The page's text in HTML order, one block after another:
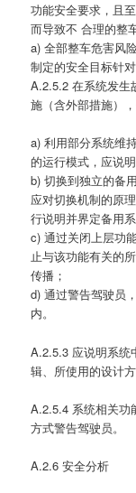
功能安全要求，且
而导致不 合理的整
a) 全部整车危害风
制定的安全目标针
A.2.5.2 在系统发生
施（含外部措施）
a) 利用部分系统维
的运行模式，应说
b) 切换到独立的备
应对切换机制的原
行说明并界定备用
c) 通过关闭上层功
止与该功能有关的
传播；
d) 通过警告驾驶员
内。
A.2.5.3 应说明系统
辑、所使用的设计方
A.2.5.4 系统相关功
方式警告驾驶员。
A.2.6 安全分析